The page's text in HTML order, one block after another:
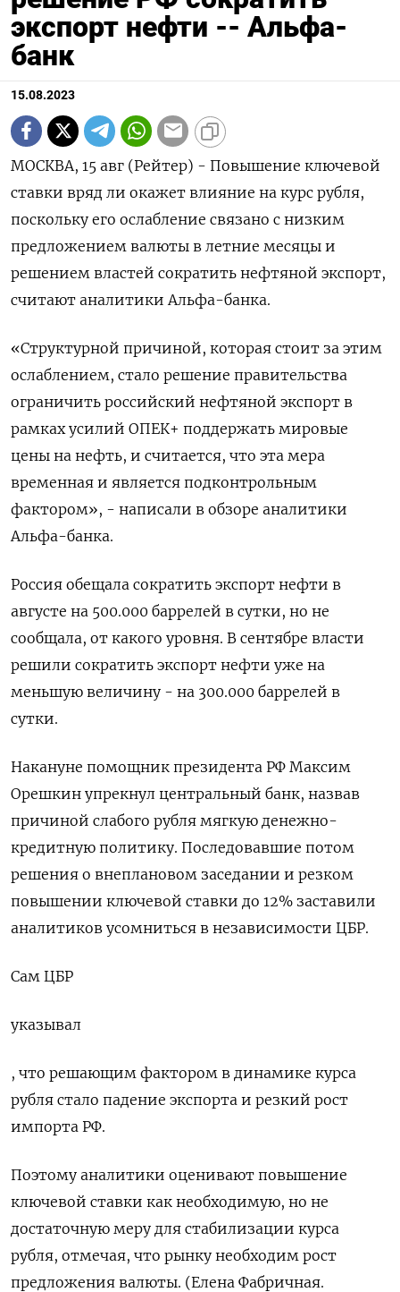
экспорт нефти -- Альфа-
банк
15.08.2023
МОСКВА, 15 авг (Рейтер) - Повышение ключевой
ставки вряд ли окажет влияние на курс рубля,
поскольку его ослабление связано с низким
предложением валюты в летние месяцы и
решением властей сократить нефтяной экспорт,
считают аналитики Альфа-банка.
«Структурной причиной, которая стоит за этим
ослаблением, стало решение правительства
ограничить российский нефтяной экспорт в
рамках усилий ОПЕК+ поддержать мировые
цены на нефть, и считается, что эта мера
временная и является подконтрольным
фактором», - написали в обзоре аналитики
Альфа-банка.
Россия обещала сократить экспорт нефти в
августе на 500.000 баррелей в сутки, но не
сообщала, от какого уровня. В сентябре власти
решили сократить экспорт нефти уже на
меньшую величину - на 300.000 баррелей в
сутки.
Накануне помощник президента РФ Максим
Орешкин упрекнул центральный банк, назвав
причиной слабого рубля мягкую денежно-
кредитную политику. Последовавшие потом
решения о внеплановом заседании и резком
повышении ключевой ставки до 12% заставили
аналитиков усомниться в независимости ЦБР.
Сам ЦБР
указывал
, что решающим фактором в динамике курса
рубля стало падение экспорта и резкий рост
импорта РФ.
Поэтому аналитики оценивают повышение
ключевой ставки как необходимую, но не
достаточную меру для стабилизации курса
рубля, отмечая, что рынку необходим рост
предложения валюты. (Елена Фабричная.